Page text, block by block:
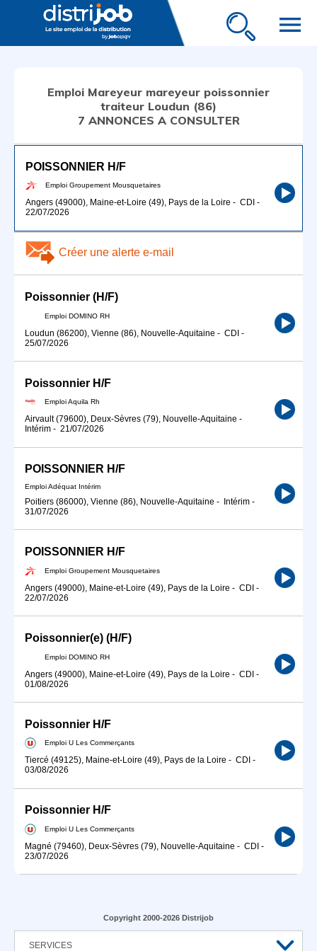
menu
Emploi Mareyeur mareyeur poissonnier
traiteur Loudun (86)
7 ANNONCES A CONSULTER
POISSONNIER H/F
Emploi Groupement Mousquetaires
Angers (49000), Maine-et-Loire (49), Pays de la Loire - CDI -
22/07/2026
Créer une alerte e-mail
Poissonnier (H/F)
Emploi DOMINO RH
Loudun (86200), Vienne (86), Nouvelle-Aquitaine - CDI -
25/07/2026
Poissonnier H/F
Emploi Aquila Rh
Airvault (79600), Deux-Sèvres (79), Nouvelle-Aquitaine -
Intérim - 21/07/2026
POISSONNIER H/F
Emploi Adéquat Intérim
Poitiers (86000), Vienne (86), Nouvelle-Aquitaine - Intérim -
31/07/2026
POISSONNIER H/F
Emploi Groupement Mousquetaires
Angers (49000), Maine-et-Loire (49), Pays de la Loire - CDI -
22/07/2026
Poissonnier(e) (H/F)
Emploi DOMINO RH
Angers (49000), Maine-et-Loire (49), Pays de la Loire - CDI -
01/08/2026
Poissonnier H/F
Emploi U Les Commerçants
Tiercé (49125), Maine-et-Loire (49), Pays de la Loire - CDI -
03/08/2026
Poissonnier H/F
Emploi U Les Commerçants
Magné (79460), Deux-Sèvres (79), Nouvelle-Aquitaine - CDI -
23/07/2026
Copyright 2000-2026 Distrijob
SERVICES